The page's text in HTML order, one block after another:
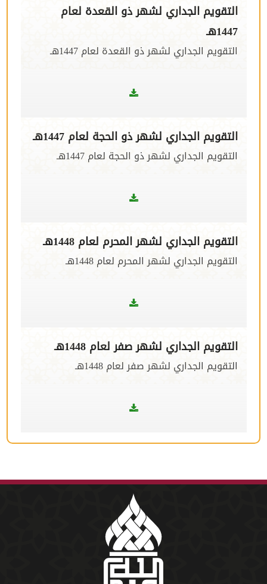
التقويم الجداري لشهر ذو القعدة لعام
1447هـ
التقويم الجداري لشهر ذو القعدة لعام 1447هـ
التقويم الجداري لشهر ذو الحجة لعام 1447هـ
التقويم الجداري لشهر ذو الحجة لعام 1447هـ
التقويم الجداري لشهر المحرم لعام 1448هـ
التقويم الجداري لشهر المحرم لعام 1448هـ
التقويم الجداري لشهر صفر لعام 1448هـ
التقويم الجداري لشهر صفر لعام 1448هـ